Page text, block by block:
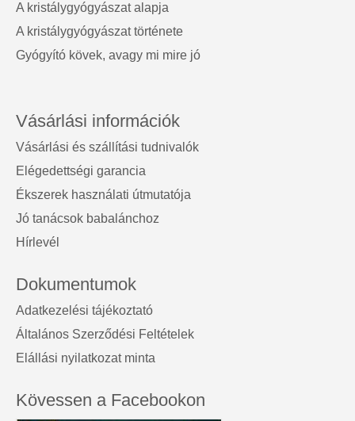
A kristálygyógyászat alapja
A kristálygyógyászat története
Gyógyító kövek, avagy mi mire jó
Vásárlási információk
Vásárlási és szállítási tudnivalók
Elégedettségi garancia
Ékszerek használati útmutatója
Jó tanácsok babalánchoz
Hírlevél
Dokumentumok
Adatkezelési tájékoztató
Általános Szerződési Feltételek
Elállási nyilatkozat minta
Kövessen a Facebookon